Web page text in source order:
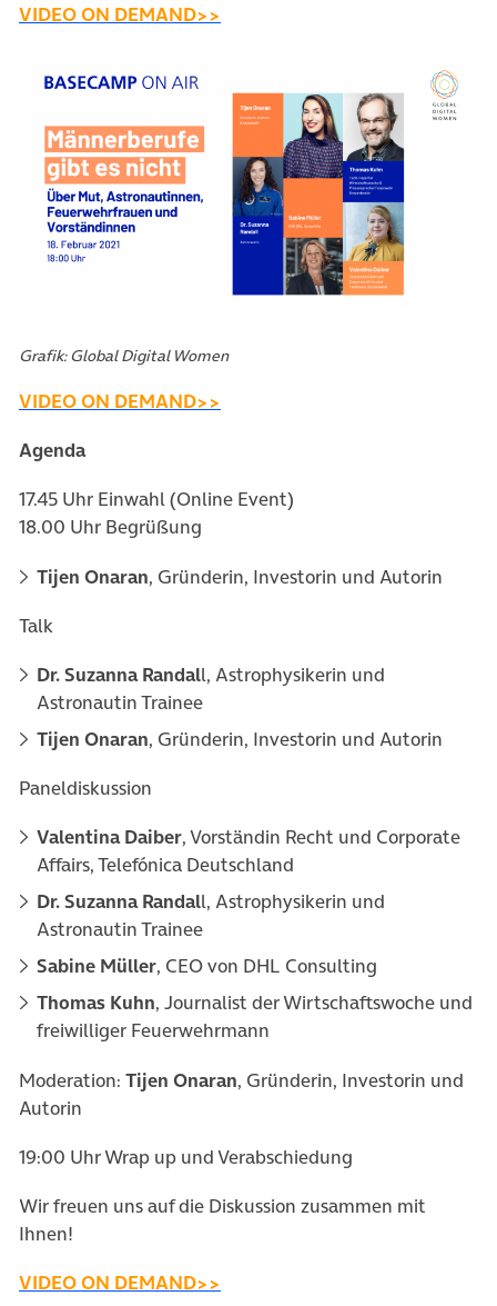
VIDEO ON DEMAND>>
(öffnet in neuem Tab)
Grafik: Global Digital Women
VIDEO ON DEMAND>>
Agenda
17.45 Uhr Einwahl (Online Event)
18.00 Uhr Begrüßung
Tijen Onaran, Gründerin, Investorin und Autorin
Talk
Dr. Suzanna Randall, Astrophysikerin und
Astronautin Trainee
Tijen Onaran, Gründerin, Investorin und Autorin
Paneldiskussion
Valentina Daiber, Vorständin Recht und Corporate
Affairs, Telefónica Deutschland
Dr. Suzanna Randall, Astrophysikerin und
Astronautin Trainee
Sabine Müller, CEO von DHL Consulting
Thomas Kuhn, Journalist der Wirtschaftswoche und
freiwilliger Feuerwehrmann
Moderation: Tijen Onaran, Gründerin, Investorin und
Autorin
19:00 Uhr Wrap up und Verabschiedung
Wir freuen uns auf die Diskussion zusammen mit
Ihnen!
VIDEO ON DEMAND>>